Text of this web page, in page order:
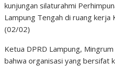
kunjungan silaturahmi
Lampung Tengah di ruang kerja
(02/02)
Ketua DPRD Lampung,
bahwa organisasi yang bersifat